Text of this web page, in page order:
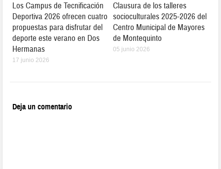
Los Campus de Tecnificación
Deportiva 2026 ofrecen cuatro
propuestas para disfrutar del
deporte este verano en Dos
Hermanas
17 junio 2026
Clausura de los talleres
socioculturales 2025-2026 del
Centro Municipal de Mayores
de Montequinto
05 junio 2026
Deja un comentario